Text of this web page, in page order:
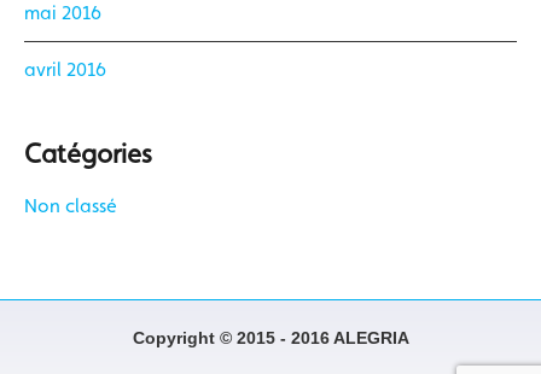
mai 2016
avril 2016
Catégories
Non classé
Copyright © 2015 - 2016 ALEGRIA